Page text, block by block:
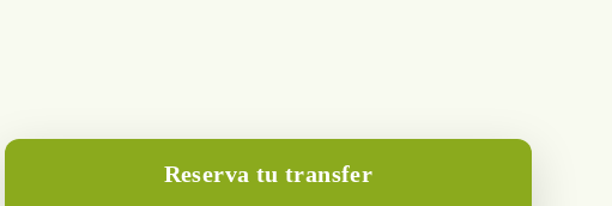
Reserva tu transfer